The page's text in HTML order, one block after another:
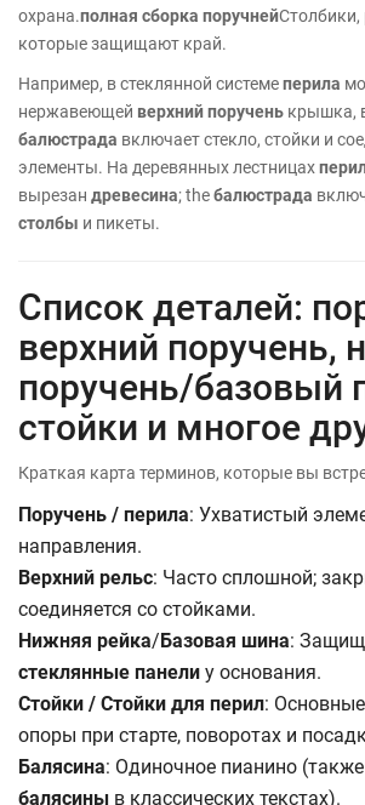
охрана.полная сборка поручнейСтолбики,
которые защищают край.
Например, в стеклянной системеперила
нержавеющей верхний поручень крышка,
балюстрада включает стекло, стойки и
элементы. На деревянных лестницах
вырезан древесина; theбалюстрада
столбы и пикеты.
Список деталей:
верхний поручень,
поручень/базовый
стойки и многое
Краткая карта терминов, которые вы
Поручень / перила: Ухватистый
направления.
Верхний рельс: Часто сплошной;
соединяется со стойками.
Нижняя рейка/Базовая шина:
стеклянные панелиу основания.
Стойки / Стойки для перил:
опоры при старте, поворотах и
Балясина: Одиночное пианино (также
балясины в классических текстах).